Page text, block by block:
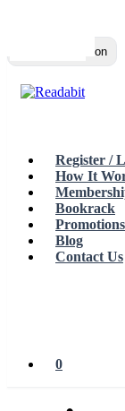
Toggle navigation
Register /
How It
Bookrack
Promotions
Blog
Contact Us
0